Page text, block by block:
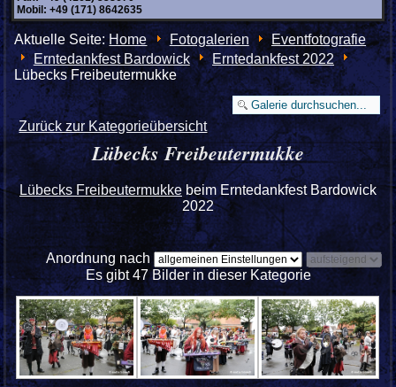
Mobil: +49 (171) 8642635
Aktuelle Seite:Home Fotogalerien
Eventfotografie
Erntedankfest Bardowick
Erntedankfest 2022
Lübecks Freibeutermukke
Zurück zur Kategorieübersicht
Lübecks Freibeutermukke
Lübecks Freibeutermukke beim Erntedankfest Bardowick
2022
Anordnung nach
Es gibt 47 Bilder in dieser Kategorie